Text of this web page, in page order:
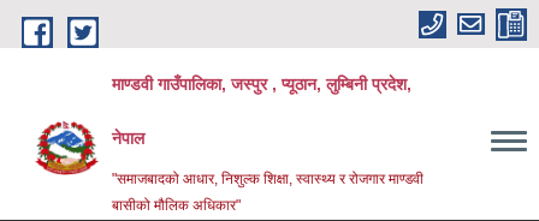
Skip to main content
माण्डवी गाउँपालिका, जस्पुर , प्यूठान, लुम्बिनी प्रदेश,
नेपाल
"समाजबादको आधार, निशुल्क शिक्षा, स्वास्थ्य र रोजगार माण्डवी
बासीको मौलिक अधिकार"